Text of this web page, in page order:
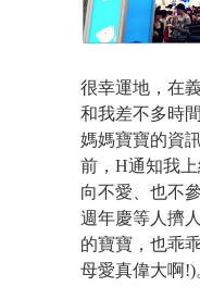
很幸運地，在
和我差不多時
媽媽寶寶的資
前，H通知我
向不愛、也不
週年慶等人擠
的寶寶，也乖
母愛真偉大啊!)